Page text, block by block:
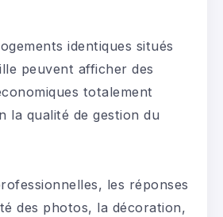
identiques situés
peuvent afficher des
totalement
la qualité de gestion du
les réponses
des photos, la décoration,